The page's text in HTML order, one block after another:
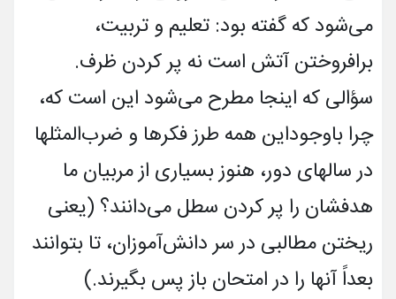
می‌شود که گفته بود: تعلیم و تربیت،
برافروختن آتش است نه پر کردن ظرف.
سؤالی که اینجا مطرح می‌شود این است که،
چرا باوجوداین همه طرز فکرها و ضرب‌المثلها
در سالهای دور، هنوز بسیاری از مربیان ما
هدفشان را پر کردن سطل می‌دانند؟ (یعنی
ریختن مطالبی در سر دانش‌آموزان، تا بتوانند
بعداً آنها را در امتحان باز پس بگیرند.)